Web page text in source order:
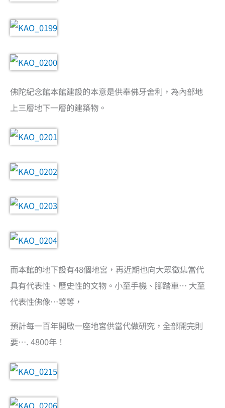
佛陀紀念館本館建設的本意是供奉佛牙舍利，為內部地
上三層地下一層的建築物。
而本館的地下設有48個地宮，再近期也向大眾徵集當代
具有代表性、歷史性的文物。小至手機、腳踏車… 大至
代表性佛像…等等，
預計每一百年開啟一座地宮供當代做研究，全部開完則
要…. 4800年！